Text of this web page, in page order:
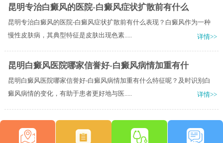
昆明专治白癜风的医院-白癜风症状扩散前有什么
昆明专治白癜风的医院-白癜风症状扩散前有什么表现？白癜风作为一种
慢性皮肤病，其典型特征是皮肤出现色素.....
详情>>
昆明白癜风医院哪家信誉好-白癜风病情加重有什
昆明白癜风医院哪家信誉好-白癜风病情加重有什么特征呢？及时识别白
癜风病情的变化，有助于患者更好地与医.....
详情>>